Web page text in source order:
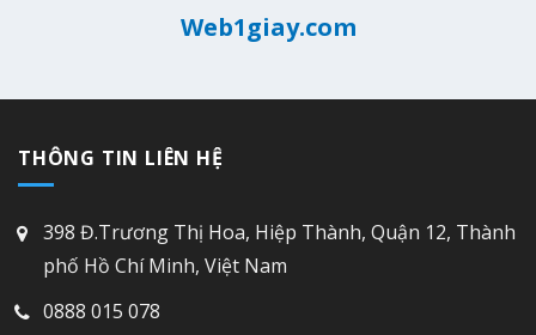
Web1giay.com
THÔNG TIN LIÊN HỆ
398 Đ.Trương Thị Hoa, Hiệp Thành, Quận 12, Thành
phố Hồ Chí Minh, Việt Nam
0888 015 078